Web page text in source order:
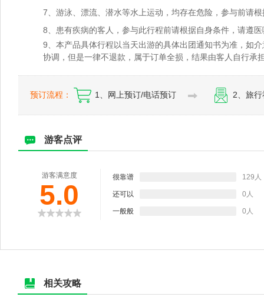
7、游泳、漂流、潜水等水上运动，均存在危险，参与前请
8、患有疾病的客人，参与此行程前请根据自身条件，请遵
9、本产品具体行程以当天出游的具体出团通知书为准，如
协调，但是一律不退款，属于订单全损，结果由客人自行承
预订流程： 1、网上预订/电话预订 2、旅
游客点评
游客满意度
5.0
很靠谱 129人
还可以 0人
一般般 0人
相关攻略